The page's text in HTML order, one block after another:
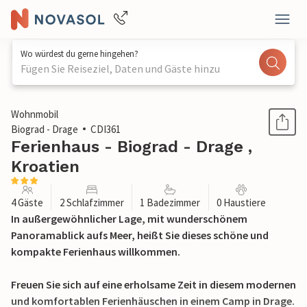
Wo würdest du gerne hingehen?
Fügen Sie Reiseziel, Daten und Gäste hinzu
1 / 22
Wohnmobil
Biograd - Drage
CDI361
Ferienhaus - Biograd - Drage ,
Kroatien
4 Gäste 2 Schlafzimmer 1 Badezimmer 0 Haustiere
In außergewöhnlicher Lage, mit wunderschönem
Panoramablick aufs Meer, heißt Sie dieses schöne und
kompakte Ferienhaus willkommen.
Freuen Sie sich auf eine erholsame Zeit in diesem modernen
und komfortablen Ferienhäuschen in einem Camp in Drage.